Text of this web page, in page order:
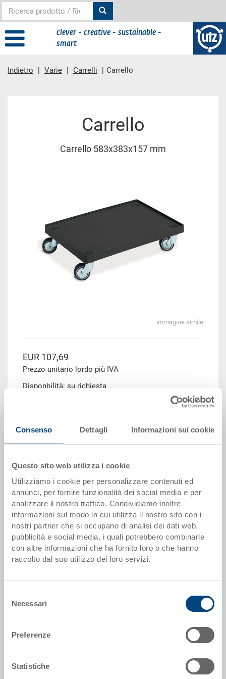
Consenso Dettagli Informazioni sui cookie
Questo sito web utilizza i cookie
Utilizziamo i cookie per personalizzare contenuti ed
annunci, per fornire funzionalità dei social media e per
analizzare il nostro traffico. Condividiamo inoltre
informazioni sul modo in cui utilizza il nostro sito con i
nostri partner che si occupano di analisi dei dati web,
pubblicità e social media, i quali potrebbero combinarle
con altre informazioni che ha fornito loro o che hanno
raccolto dal suo utilizzo dei loro servizi.
delNecessari
Preferenze
Statistiche
clever - creative - sustainable -
smart
Indietro Varie Carrelli Carrello
Carrello
Carrello 583x383x157 mm
immagine simile
EUR 107,69
Prezzo unitario lordo più IVA
Disponbilità: su richiesta
Richiedi
offerta
da 5 pezzi EUR 103,08
da 50 pezzi EUR 92,54
da 100 pezzi EUR 88,99
da 250 pezzi EUR 85,57
Scaglionamento per quantità secondo le unità di imballo.